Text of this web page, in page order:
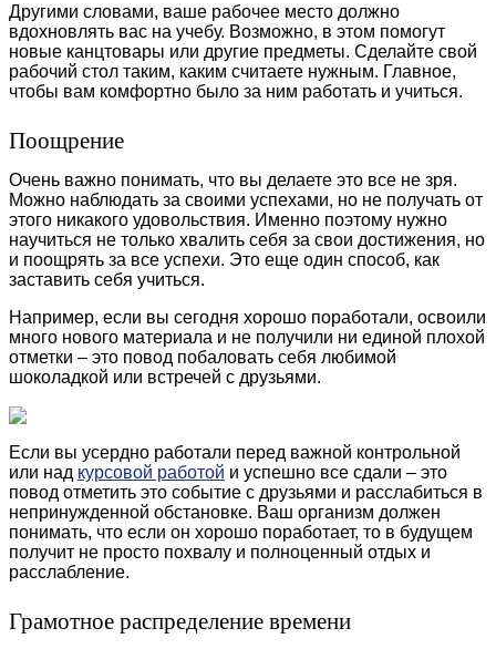
Другими словами, ваше рабочее место должно
вдохновлять вас на учебу. Возможно, в этом помогут
новые канцтовары или другие предметы. Сделайте свой
рабочий стол таким, каким считаете нужным. Главное,
чтобы вам комфортно было за ним работать и учиться.
Поощрение
Очень важно понимать, что вы делаете это все не зря.
Можно наблюдать за своими успехами, но не получать от
этого никакого удовольствия. Именно поэтому нужно
научиться не только хвалить себя за свои достижения, но
и поощрять за все успехи. Это еще один способ, как
заставить себя учиться.
Например, если вы сегодня хорошо поработали, освоили
много нового материала и не получили ни единой плохой
отметки – это повод побаловать себя любимой
шоколадкой или встречей с друзьями.
Если вы усердно работали перед важной контрольной
или над курсовой работой и успешно все сдали – это
повод отметить это событие с друзьями и расслабиться в
непринужденной обстановке. Ваш организм должен
понимать, что если он хорошо поработает, то в будущем
получит не просто похвалу и полноценный отдых и
расслабление.
Грамотное распределение времени